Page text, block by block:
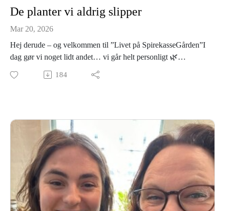
De planter vi aldrig slipper
Mar 20, 2026
Hej derude – og velkommen til ”Livet på SpirekasseGården”I
dag gør vi noget lidt andet… vi går helt personligt 🌿
Gartner-Malou og Gartner-Christine har nemlig hver valgt 3
planter, der betyder noget særligt – og vi ved ikke hvad
blomster der bare aldrig går af mode🌱 og grøntsager der
eksploderer i haven (hej squash 👀)
Det handler ikke om de flotteste planter.Det handler om dem,
der sidder i hjertet.
💭 Hvilken plante tager DIG tilbage til et minde?Vi vil SÅ
gerne høre jeres historier!
184